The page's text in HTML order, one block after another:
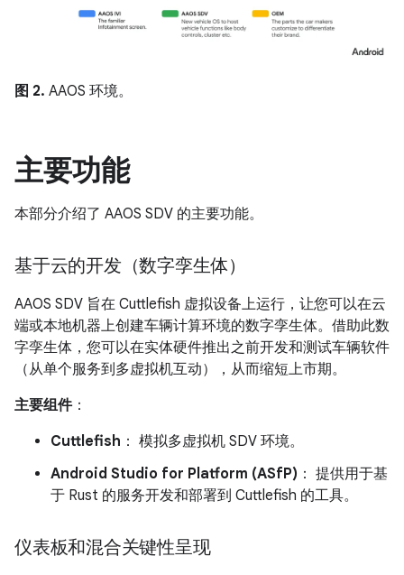
图 2. AAOS 环境。
主要功能
本部分介绍了 AAOS SDV 的主要功能。
基于云的开发（数字孪生体）
AAOS SDV 旨在 Cuttlefish 虚拟设备上运行，让您可以在云
端或本地机器上创建车辆计算环境的数字孪生体。借助此数
字孪生体，您可以在实体硬件推出之前开发和测试车辆软件
（从单个服务到多虚拟机互动），从而缩短上市期。
主要组件：
Cuttlefish ： 模拟多虚拟机 SDV 环境。
Android Studio for Platform (ASfP) ： 提供用于基
于 Rust 的服务开发和部署到 Cuttlefish 的工具。
仪表板和混合关键性呈现